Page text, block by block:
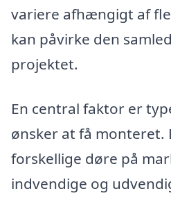
variere afhængigt af
kan påvirke den
projektet.
En central faktor er
ønsker at få monteret.
forskellige døre på
indvendige og